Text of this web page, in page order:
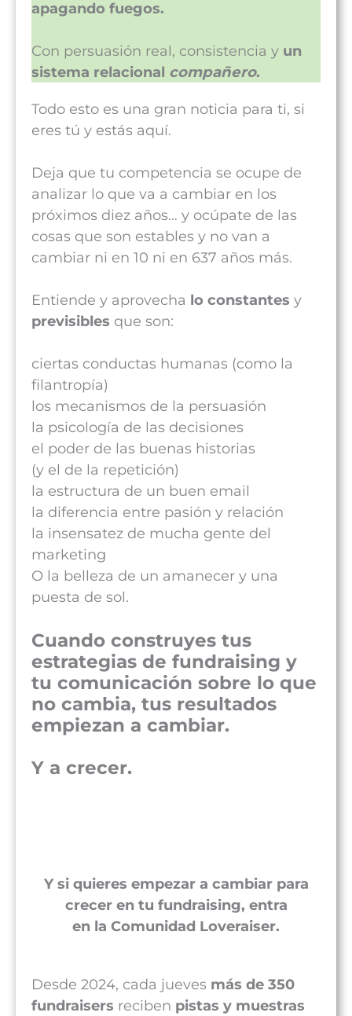
apagando fuegos.
Con persuasión real, consistencia y un
sistema relacional compañero.
Todo esto es una gran noticia para ti, si
eres tú y estás aquí.
Deja que tu competencia se ocupe de
analizar lo que va a cambiar en los
próximos diez años… y ocúpate de las
cosas que son estables y no van a
cambiar ni en 10 ni en 637 años más.
Entiende y aprovecha lo constantes y
previsibles que son:
ciertas conductas humanas (como la
filantropía)
los mecanismos de la persuasión
la psicología de las decisiones
el poder de las buenas historias
(y el de la repetición)
la estructura de un buen email
la diferencia entre pasión y relación
la insensatez de mucha gente del
marketing
O la belleza de un amanecer y una
puesta de sol.
Cuando construyes tus
estrategias de fundraising y
tu comunicación sobre lo que
no cambia, tus resultados
empiezan a cambiar.
Y a crecer.
Y si quieres empezar a cambiar para
crecer en tu fundraising, entra
en la Comunidad Loveraiser.
Desde 2024, cada jueves más de 350
fundraisers reciben pistas y muestras